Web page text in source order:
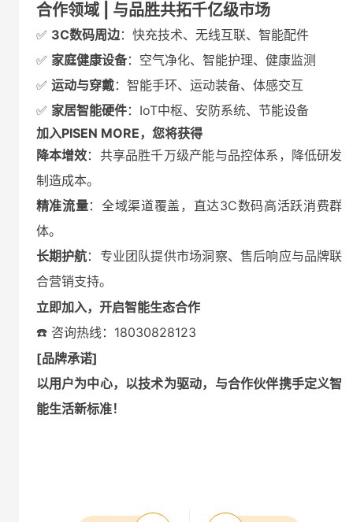
合作领域 | 与品胜共拓千亿级市场
✅ 3C数码周边：快充技术、无线互联、智能配件
✅ 家庭健康设备：空气净化、智能护理、健康监测
✅ 运动与穿戴：智能手环、运动装备、体感交互
✅ 家居智能硬件：IoT中枢、安防系统、节能设备
加入PISEN MORE，您将获得
降本增效：共享品胜千万级产能与品控体系，降低研发
制造成本。
精准流量：全域渠道覆盖，直达3C数码高活跃消费群
体。
长期护航：专业团队提供市场洞察、售后响应与品牌联
合营销支持。
立即加入，开启智能生态合作
☎️ 咨询热线：18030828123
[品牌承诺]
以用户为中心，以技术为驱动，与合作伙伴携手定义智
能生活新标准！